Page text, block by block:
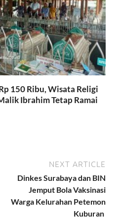
150 Ribu, Wisata Religi
Ibrahim Tetap Ramai
NEXT ARTICLE
Dinkes Surabaya dan BIN
Jemput Bola Vaksinasi
Warga Kelurahan Petemon
Kuburan